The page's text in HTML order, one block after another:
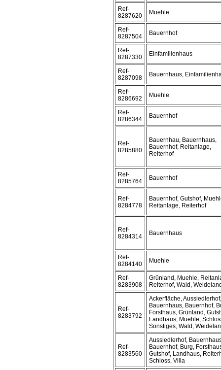
Ref-
8287620
Muehle
Ref-
8287504
Bauernhof
Ref-
8287330
Einfamilienhaus
Ref-
8287098
Bauernhaus,
Ref-
8286692
Muehle
Ref-
8286344
Bauernhof
Ref-
8285880
Bauernhau, Bauernhaus,
Bauernhof, Reitanlage,
Reiterhof
Ref-
8285764
Bauernhof
Ref-
8284778
Bauernhof, Gutshof,
Reitanlage, Reiterhof
Ref-
8284314
Bauernhaus
Ref-
8284140
Muehle
Ref-
8283908
Grünland, Muehle,
Reiterhof, Wald,
Ref-
8283792
Ackerfläche, Aussiedlerhof,
Bauernhaus, Bauernhof,
Forsthaus, Grünland,
Landhaus, Muehle,
Sonstiges, Wald,
Ref-
8283560
Aussiedlerhof,
Bauernhof, Burg,
Gutshof, Landhaus,
Schloss, Villa